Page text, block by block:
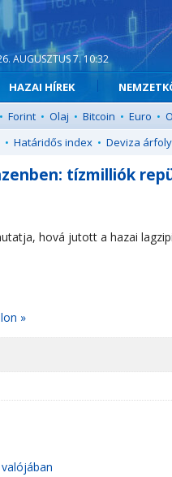
AUGUSZTUS 7. 10:32
HAZAI HÍREK
• Forint • Olaj • Bitcoin • Euro •
• Határidős index • Deviza
tízmilliók
hová jutott a hazai
»